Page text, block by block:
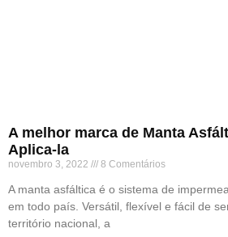
A melhor marca de Manta
Aplica-la
novembro 3, 2022 8 Comentários
A manta asfáltica é o sistema de
em todo país. Versátil, flexível e fácil de
território nacional, a